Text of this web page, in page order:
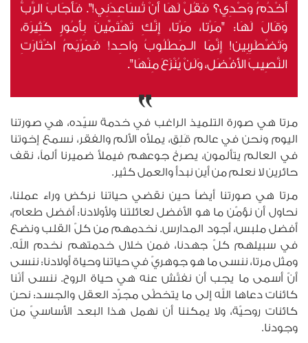
أَخْدُمُ وَحْدِي؟ فَقُلْ لَهَا أَنْ تُسَاعِدَنِي!". فَأَجَابَ الرَّبُّ
وَقَالَ لَهَا: "مَرْتا، مَرْتا، إِنَّكِ تَهْتَمِّينَ بِأُمُورٍ كَثِيرَة،
وَتَضْطَرِبِين! إِنَّمَا الـمَطْلُوبُ وَاحِد! فَمَرْيَمُ اخْتَارَتِ
النَّصِيبَ الأَفْضَل، وَلَنْ يُنْزَعَ مِنْهَا".
مرتا هي صورة التلميذ الراغب في خدمة سيّده، هي صورتنا
اليوم ونحن في عالم قَلِق، يملأه الألم والفقر، نسمع إخوتنا
في العالم يتألمون، يصرخ جوعهم فيملأ ضميرنا ألماً، نقف
حائرين لا نعلم من أين نبدأ والعمل كثير.
مرتا هي صورتنا أيضاً حين نقضي حياتنا نركض وراء عملنا،
نحاول أن نؤمّن ما هو الأفضل لعائلتنا ولأولادنا: أفضل طعام،
أفضل ملبس، أجود المدارس. نخدمهم من كلّ القلب ونضع
في سبيلهم كلّ جهدنا، فمن خلال خدمتهم نخدم الله.
ومثل مرتا، ننسى ما هو جوهريّ في حياتنا وحياة أولادنا: ننسى
أنّ أسمى ما يجب أن نفتّش عنه هي حياة الروح. ننسى أنّنا
كائنات دعاها الله إلى ما يتخطّى مجرّد العقل والجسد: نحن
كائنات روحيّة، ولا يمكننا أن نهمل هذا البعد الأساسيّ من
وجودنا.